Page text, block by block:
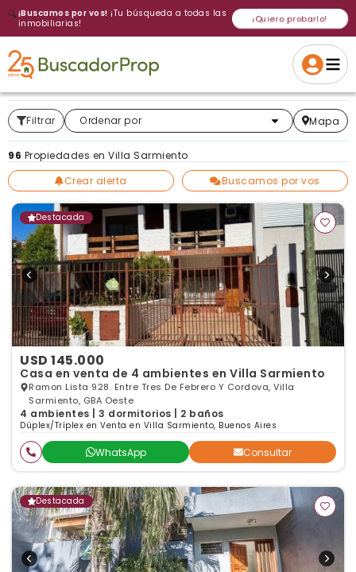
🔍¡Buscamos por vos! ¡Tu búsqueda a todas las
inmobiliarias!
¡Quiero probarlo!
Cancelar Si, eliminar
Gracias
Volver a intentar
Volver a intentarlo
Crear alerta
¡Si, enviar a todos!
Filtrar Ordenar por
Más relevantes Mapa
96 Propiedades en Villa Sarmiento
Crear alerta
Buscamos por vos
Destacada
USD 145.000
Casa en venta de 4 ambientes en Villa Sarmiento
Ramon Lista 928. Entre Tres De Febrero Y Cordova, Villa
Sarmiento, GBA Oeste
4 ambientes | 3 dormitorios | 2 baños
Dúplex/Tríplex en Venta en Villa Sarmiento, Buenos Aires
WhatsApp Consultar
Destacada